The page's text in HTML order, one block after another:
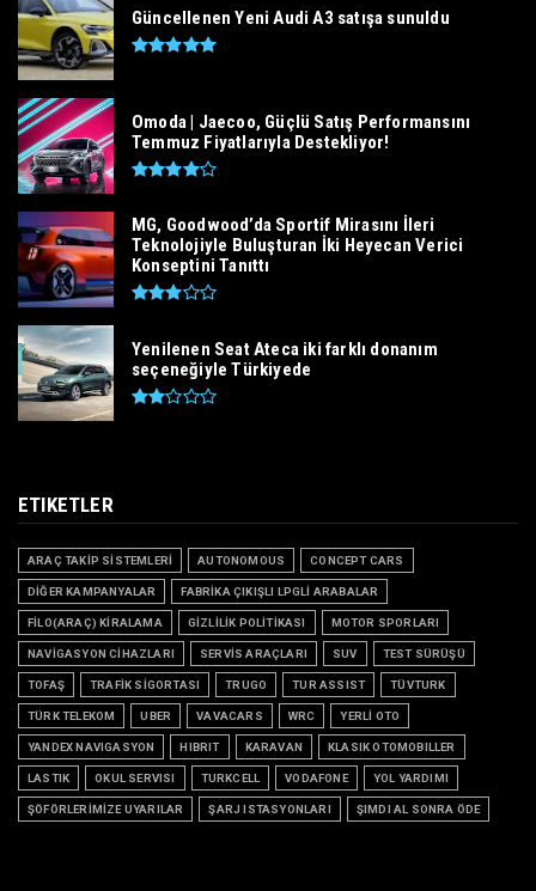
Güncellenen Yeni Audi A3 satışa sunuldu
Omoda | Jaecoo, Güçlü Satış Performansını
Temmuz Fiyatlarıyla Destekliyor!
MG, Goodwood’da Sportif Mirasını İleri
Teknolojiyle Buluşturan İki Heyecan Verici
Konseptini Tanıttı
Yenilenen Seat Ateca iki farklı donanım
seçeneğiyle Türkiyede
ETIKETLER
ARAÇ TAKİP SİSTEMLERİ AUTONOMOUS CONCEPT CARS
DİĞER KAMPANYALAR FABRİKA ÇIKIŞLI LPGLİ ARABALAR
FİLO(ARAÇ) KİRALAMA GİZLİLİK POLİTİKASI MOTOR SPORLARI
NAVİGASYON CİHAZLARI SERVİS ARAÇLARI SUV TEST SÜRÜŞÜ
TOFAŞ TRAFİK SİGORTASI TRUGO TUR ASSIST TÜVTURK
TÜRK TELEKOM UBER VAVACARS WRC YERLİ OTO
YANDEX NAVIGASYON HIBRIT KARAVAN KLASIK OTOMOBILLER
LASTIK OKUL SERVISI TURKCELL VODAFONE YOL YARDIMI
ŞÖFÖRLERİMİZE UYARILAR ŞARJ ISTASYONLARI ŞIMDI AL SONRA ÖDE